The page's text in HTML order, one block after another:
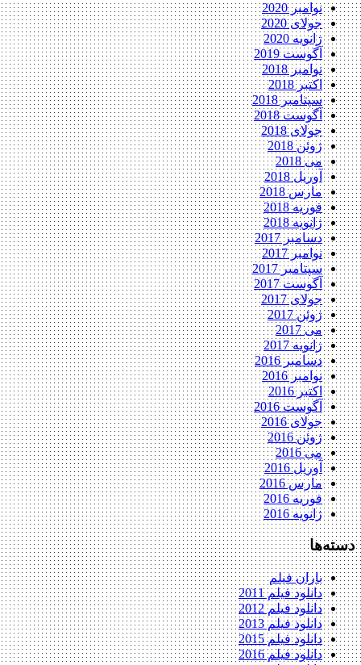
نوامبر 2020
جولای 2020
ژانویه 2020
آگوست 2019
نوامبر 2018
اکتبر 2018
سپتامبر 2018
آگوست 2018
جولای 2018
ژوئن 2018
می 2018
آوریل 2018
مارس 2018
فوریه 2018
ژانویه 2018
دسامبر 2017
نوامبر 2017
سپتامبر 2017
آگوست 2017
جولای 2017
ژوئن 2017
می 2017
ژانویه 2017
دسامبر 2016
نوامبر 2016
اکتبر 2016
آگوست 2016
جولای 2016
ژوئن 2016
می 2016
آوریل 2016
مارس 2016
فوریه 2016
ژانویه 2016
دسته‌ها
باران فیلم
دانلود فیلم 2011
دانلود فیلم 2012
دانلود فیلم 2013
دانلود فیلم 2015
دانلود فیلم 2016